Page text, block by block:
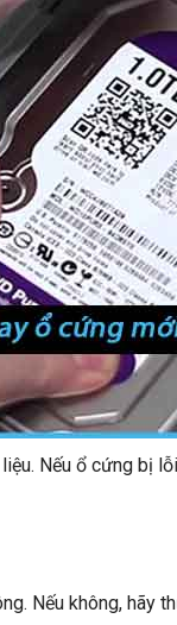
Nếu ổ cứng bị
Nếu không, hãy